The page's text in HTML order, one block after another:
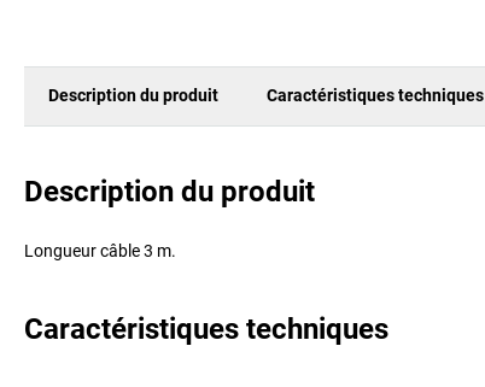
Description du produit Caractéristiques techniques
Description du produit
Longueur câble 3 m.
Caractéristiques techniques